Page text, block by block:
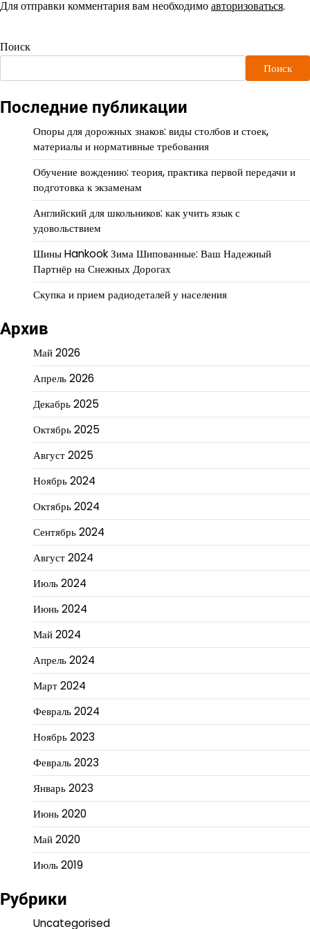
Для отправки комментария вам необходимоавторизоваться.
Поиск
Поиск
Последние публикации
Опоры для дорожных знаков: виды столбов и стоек,
материалы и нормативные требования
Обучение вождению: теория, практика первой передачи и
подготовка к экзаменам
Английский для школьников: как учить язык с
удовольствием
Шины Hankook Зима Шипованные: Ваш Надежный
Партнёр на Снежных Дорогах
Скупка и прием радиодеталей у населения
Архив
Май 2026
Апрель 2026
Декабрь 2025
Октябрь 2025
Август 2025
Ноябрь 2024
Октябрь 2024
Сентябрь 2024
Август 2024
Июль 2024
Июнь 2024
Май 2024
Апрель 2024
Март 2024
Февраль 2024
Ноябрь 2023
Февраль 2023
Январь 2023
Июнь 2020
Май 2020
Июль 2019
Рубрики
Uncategorised